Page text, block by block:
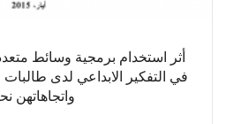
أثر استخدام برمجية وسائط
في التفكير الابداعي لدى
واتجاهاتهن